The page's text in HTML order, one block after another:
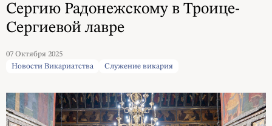
Сергию Радонежскому в Троице-
Сергиевой лавре
07 Октября 2025
Новости Викариатства
Служение викария